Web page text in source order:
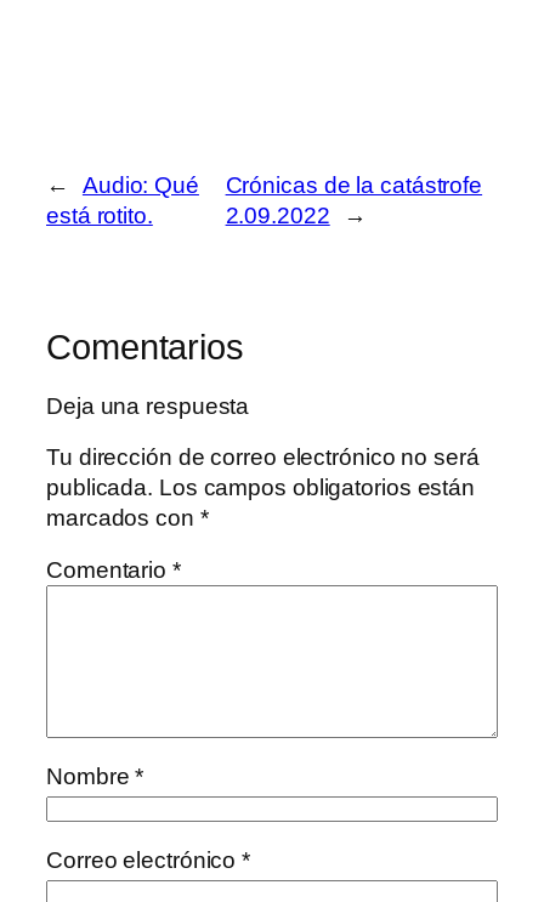
←
Audio: Qué
está rotito.
Crónicas de la catástrofe
2.09.2022
→
Comentarios
Deja una respuesta
Tu dirección de correo electrónico no será
publicada. Los campos obligatorios están
marcados con *
Comentario *
Nombre*
Correo electrónico*